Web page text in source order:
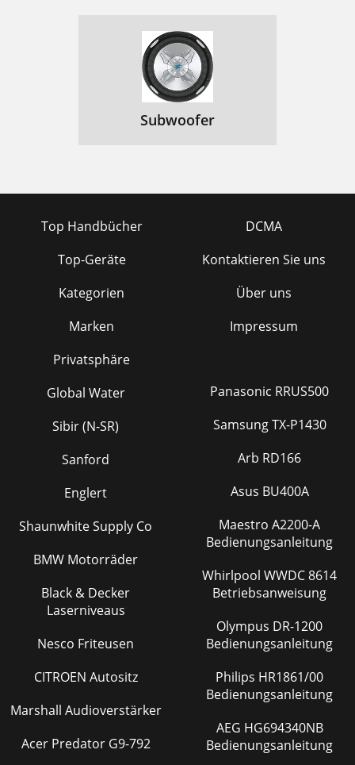
Subwoofer
Top Handbücher
Top-Geräte
Kategorien
Marken
Privatsphäre
DCMA
Kontaktieren Sie uns
Über uns
Impressum
Global Water
Sibir (N-SR)
Sanford
Englert
Shaunwhite Supply Co
BMW Motorräder
Black & Decker
Laserniveaus
Nesco Friteusen
CITROEN Autositz
Marshall Audioverstärker
Acer Predator G9-792
Panasonic RRUS500
Samsung TX-P1430
Arb RD166
Asus BU400A
Maestro A2200-A
Bedienungsanleitung
Whirlpool WWDC 8614
Betriebsanweisung
Olympus DR-1200
Bedienungsanleitung
Philips HR1861/00
Bedienungsanleitung
AEG HG694340NB
Bedienungsanleitung